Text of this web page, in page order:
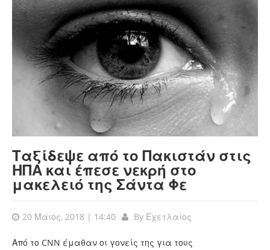
Ταξίδεψε από το Πακιστάν στις
ΗΠΑ και έπεσε νεκρή στο
μακελειό της Σάντα Φε
20 Μάιος, 2018 | 14:40 By Εχετλαίος
Από το CNN έμαθαν οι γονείς της για τους